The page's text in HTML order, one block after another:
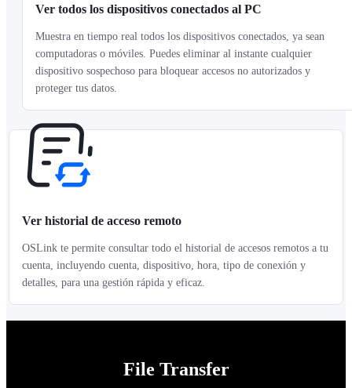
Ver todos los dispositivos conectados al PC
Muestra en tiempo real todos los dispositivos conectados, ya sean
computadoras o móviles. Puedes eliminar al instante cualquier
dispositivo sospechoso para bloquear accesos no autorizados y
proteger tus datos.
Ver historial de acceso remoto
OSLink te permite consultar todo el historial de accesos remotos a tu
cuenta, incluyendo cuenta, dispositivo, hora, tipo de conexión y
detalles, para una gestión rápida y eficaz.
File Transfer